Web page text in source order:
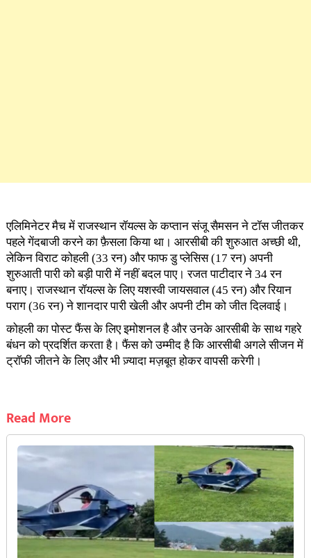
एलिमिनेटर मैच में राजस्थान रॉयल्स के कप्तान संजू सैमसन ने टॉस जीतकर
पहले गेंदबाजी करने का फ़ैसला किया था। आरसीबी की शुरुआत अच्छी थी,
लेकिन विराट कोहली (33 रन) और फाफ डु प्लेसिस (17 रन) अपनी
शुरुआती पारी को बड़ी पारी में नहीं बदल पाए। रजत पाटीदार ने 34 रन
बनाए। राजस्थान रॉयल्स के लिए यशस्वी जायसवाल (45 रन) और रियान
पराग (36 रन) ने शानदार पारी खेली और अपनी टीम को जीत दिलवाई।
कोहली का पोस्ट फैंस के लिए इमोशनल है और उनके आरसीबी के साथ गहरे
बंधन को प्रदर्शित करता है। फैंस को उम्मीद है कि आरसीबी अगले सीजन में
ट्रॉफी जीतने के लिए और भी ज़्यादा मज़बूत होकर वापसी करेगी।
Read More